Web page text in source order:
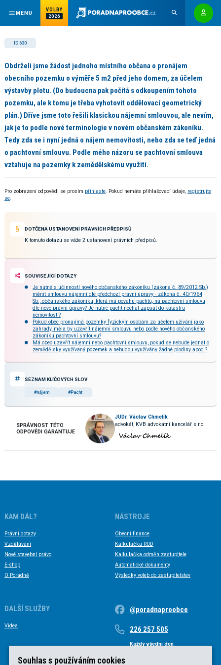
MENU
VOLBY
2026
ID 630
Obdrželi jsme žádost jednoho místního občana o pronájem
obecního pozemku o výměře 5 m2 před jeho domem, za účelem
výstavby plotu. (Do budoucna pak počítá s odkoupením tohoto
pozemku, ale k tomu je třeba vyhotovit oddělovací geometrický
plán.) Dříve jsme toto řešili klasickou nájemní smlouvou, ale nevím,
jak je to podle nové terminologie v novém občanském zákoníku.
Tedy zda se i nyní jedná o nájem nemovitosti, nebo zda se teď jedná
o pachtovní smlouvu. Podle mého názoru se pachtovní smlouva
vztahuje na pozemky k zemědělskému využití.
Pro zobrazení odpovědi se prosím přihlaste. Pokud nemáte přihlašovací údaje, registrujte
se.
DOTČENÁ USTANOVENÍ PRÁVNÍCH PŘEDPISŮ
K tomuto dotazu se váže 2 ustanovení právních předpisů.
SOUVISEJÍCÍ DOTAZY
Je nutné s účinností nového občanského zákoníku (zákona č. 89/2012 Sb.)
měnit smlouvu nájemní dle předchozí právní úpravy - zákona č. 40/1964
Sb., občanského zákoníku, která má povahu pachtu, na pachtovní smlouvu
dle nové právní úpravy? Je nutné pacht nechat zapsat do katastru
nemovitostí?
Pokud obec pronajímá pozemky fyzickým osobám za účelem užívání jako
zahrady, měla by uzavřít nájemní smlouvu nebo podle nového občanského
zákoníku pachtovní smlouvu?
Má obec uzavřít nájemní nebo pachtovní smlouvu, pokud se nebude jednat o
zemědělsky využívaný pozemek a nebudou využívány žádné plodiny apod.?
SEZNAM KLÍČOVÝCH SLOV
#nájem #Pacht
SPRÁVNOST TÉTO
ODPOVĚDI GARANTUJE
JUDr. Václav Chmelík
advokát, KVB advokátní kancelář s.r.o.
KAM DÁL?
Právní dotazy
Vzdělávání
Nové stavební právo
E-shop
O Poradně
NÁSTROJE
Obecní finance
Kalkulačka RUD
Kalkulačka odměn zastupitele
Automatické dokumenty
Výsledky voleb do zastupitelstev
DALŠÍ SLUŽBY
Videa
@poradnaproobce
226 257 505
Každý všední den
Souhlas s používáním cookies